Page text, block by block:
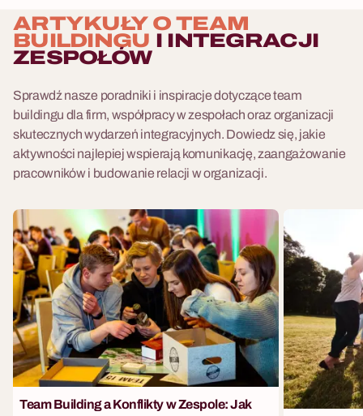
ARTYKUŁY O TEAM
BUILDINGU I INTEGRACJI
ZESPOŁÓW
Sprawdź nasze poradniki i inspiracje dotyczące team
buildingu dla firm, współpracy w zespołach oraz organizacji
skutecznych wydarzeń integracyjnych. Dowiedz się, jakie
aktywności najlepiej wspierają komunikację, zaangażowanie
pracowników i budowanie relacji w organizacji.
Team Building a Konflikty w Zespole: Jak